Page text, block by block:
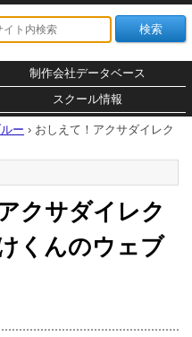
制作会社データベース
スクール情報
ー › おしえて！アクサダイレク
クサダイレク
くんのウェブ